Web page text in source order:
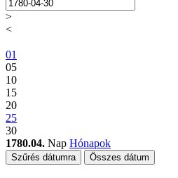
>
<
01
05
10
15
20
25
30
1780.04. Nap Hónapok
Szűrés dátumra Összes dátum